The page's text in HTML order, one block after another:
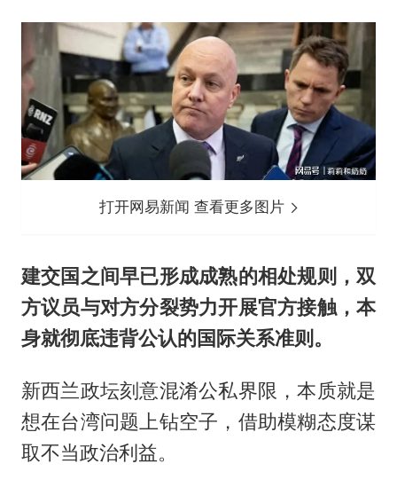
打开网易新闻 查看更多图片
建交国之间早已形成成熟的相处规则，双
方议员与对方分裂势力开展官方接触，本
身就彻底违背公认的国际关系准则。
新西兰政坛刻意混淆公私界限，本质就是
想在台湾问题上钻空子，借助模糊态度谋
取不当政治利益。